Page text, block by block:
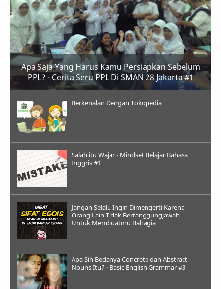
Apa Saja Yang Harus Kamu Persiapkan Sebelum
PPL? - Cerita Seru PPL Di SMAN 28 Jakarta #1
Berkenalan Dengan Tokopedia
Salah itu Wajar - Mindset Belajar Bahasa
Inggris #1
Jangan Selalu Ingin Dimengerti Karena
Orang Lain Tidak Bertanggungjawab
Untuk Membuatmu Bahagia
Apa Sih Bedanya Concrete dan Abstract
Nouns Itu? - Basic English Grammar #3